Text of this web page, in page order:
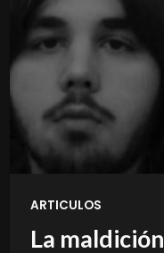
ARTICULOS
La